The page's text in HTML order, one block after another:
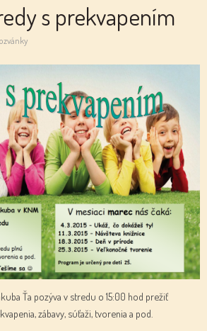
s prekvapením
Ťa pozýva v stredu o 15:00 hod prežiť
zábavy, súťaži, tvorenia a pod.